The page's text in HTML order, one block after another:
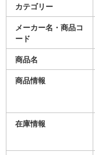
カテゴリー
メーカー名・商品コ
ード
商品名
商品情報
在庫情報